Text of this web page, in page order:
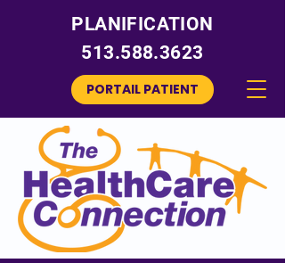
PLANIFICATION
513.588.3623
PORTAIL PATIENT